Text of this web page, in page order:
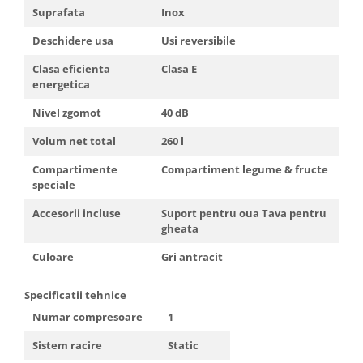
Truse de scule
Truse de lipit PPR
Ventuze cu brate pentru transport
Vibratoare beton
Masini de spalat rufe cu uscator
Uscatoare de rufe
Masini de facut paine
Pachete electrocasnice
Storcatoare de fructe
Suprafata
Inox
Deschidere usa
Usi reversibile
Clasa eficienta
energetica
Clasa E
Nivel zgomot
40 dB
Volum net total
260 l
Compartimente
speciale
Compartiment legume & fructe
Accesorii incluse
Suport pentru oua Tava pentru
gheata
Culoare
Gri antracit
Specificatii tehnice
Numar compresoare
1
Sistem racire
Static